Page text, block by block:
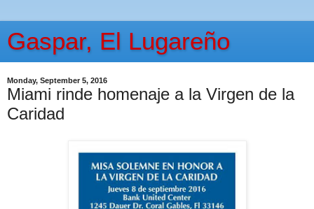
Gaspar, El Lugareño
Monday, September 5, 2016
Miami rinde homenaje a la Virgen de la
Caridad